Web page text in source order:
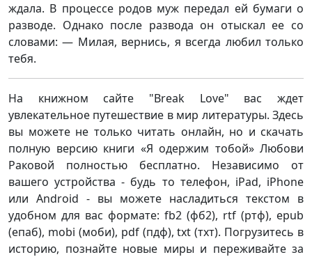
ждала. В процессе родов муж передал ей бумаги о
разводе. Однако после развода он отыскал ее со
словами: — Милая, вернись, я всегда любил только
тебя.
На книжном сайте "Break Love" вас ждет
увлекательное путешествие в мир литературы. Здесь
вы можете не только читать онлайн, но и скачать
полную версию книги «Я одержим тобой» Любови
Раковой полностью бесплатно. Независимо от
вашего устройства - будь то телефон, iPad, iPhone
или Android - вы можете насладиться текстом в
удобном для вас формате: fb2 (фб2), rtf (ртф), epub
(епаб), mobi (моби), pdf (пдф), txt (тхт). Погрузитесь в
историю, познайте новые миры и переживайте за